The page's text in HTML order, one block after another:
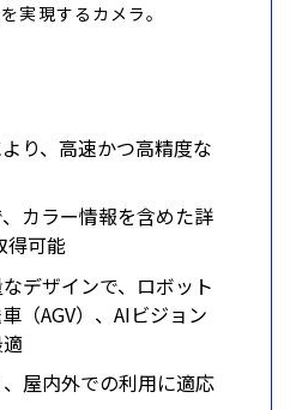
実現するカメラ。
り、高速かつ高精度な
カラー情報を含めた詳
得可能
デザインで、ロボット
（AGV）、AIビジョン
屋内外での利用に適応